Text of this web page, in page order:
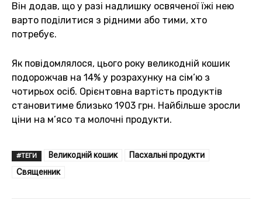
Він додав, що у разі надлишку освяченої їжі нею
варто поділитися з рідними або тими, хто
потребує.
Як повідомлялося, цього року великодній кошик
подорожчав на 14% у розрахунку на сім’ю з
чотирьох осіб. Орієнтовна вартість продуктів
становитиме близько 1903 грн. Найбільше зросли
ціни на м’ясо та молочні продукти.
#ТЕГИ Великодній кошик
Пасхальні продукти
Священник